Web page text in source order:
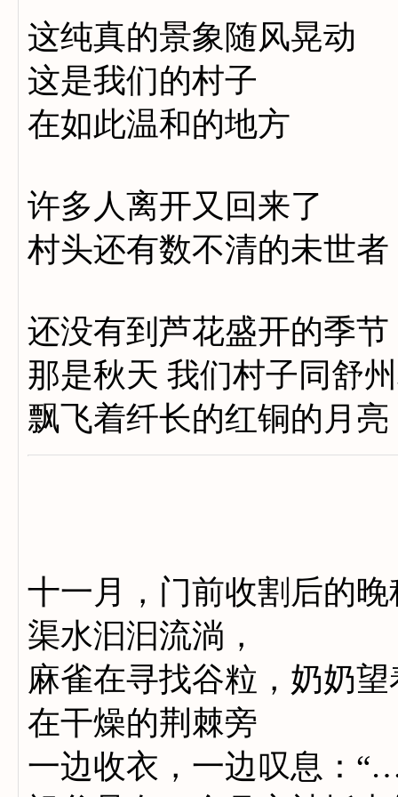
这纯真的景象随风晃动
这是我们的村子
在如此温和的地方
许多人离开又回来了
村头还有数不清的未世者
还没有到芦花盛开的季节
那是秋天 我们村子同舒
飘飞着纤长的红铜的月亮
十一月，门前收割后的晚
渠水汩汩流淌，
麻雀在寻找谷粒，奶奶
在干燥的荆棘旁
一边收衣，一边叹息：